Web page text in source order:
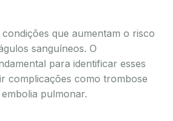
que aumentam o risco
sanguíneos. O
para identificar esses
complicações como trombose
pulmonar.